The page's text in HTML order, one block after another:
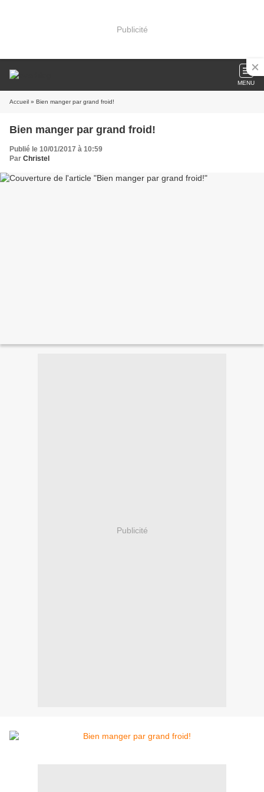
Publicité
MENU
Accueil » Bien manger par grand froid!
Bien manger par grand froid!
Publié le 10/01/2017 à 10:59
Par Christel
Publicité